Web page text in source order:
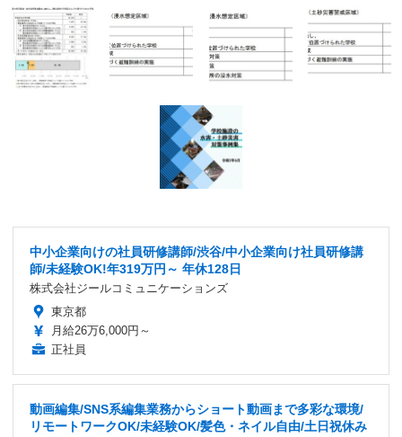
中小企業向けの社員研修講師/渋谷/中小企業向け社員研修講
師/未経験OK!年319万円～ 年休128日
株式会社ジールコミュニケーションズ
東京都
月給26万6,000円～
正社員
動画編集/SNS系編集業務からショート動画まで多彩な環境/
リモートワークOK/未経験OK/髪色・ネイル自由/土日祝休み